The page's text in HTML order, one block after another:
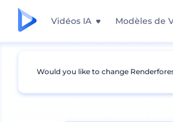
Vidéos IA Modèles de
Mockups Appareils
Would you like to change